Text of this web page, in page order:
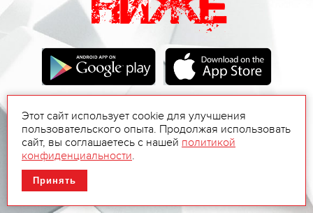
Этот сайт использует cookie для улучшения
пользовательского опыта. Продолжая использовать
сайт, вы соглашаетесь с нашей политикой
конфиденциальности.
Принять